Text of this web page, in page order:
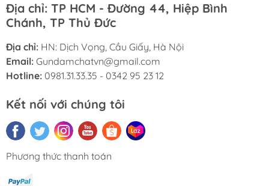
Địa chỉ: TP HCM - Đường 44, Hiệp Bình
Chánh, TP Thủ Đức
Địa chỉ: HN: Dịch Vọng, Cầu Giấy, Hà Nội
Email: Gundamchatvn@gmail.com
Hotline: 0981.31.33.35 - 0342 95 23 12
Kết nối với chúng tôi
Phương thức thanh toán